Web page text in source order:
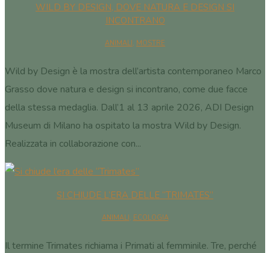
WILD BY DESIGN, DOVE NATURA E DESIGN SI
INCONTRANO
ANIMALI, MOSTRE
Wild by Design è la mostra dell’artista contemporaneo Marco
Grasso dove natura e design si incontrano, come due facce
della stessa medaglia. Dall’1 al 13 aprile 2026, ADI Design
Museum di Milano ha ospitato la mostra Wild by Design.
Realizzata in collaborazione con...
SI CHIUDE L’ERA DELLE “TRIMATES”
ANIMALI , ECOLOGIA
Il termine Trimates richiama i Primati al femminile. Tre, perché